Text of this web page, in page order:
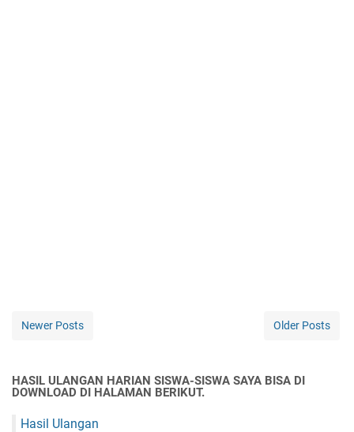
Newer Posts Older Posts
HASIL ULANGAN HARIAN SISWA-SISWA SAYA BISA DI
DOWNLOAD DI HALAMAN BERIKUT.
Hasil Ulangan